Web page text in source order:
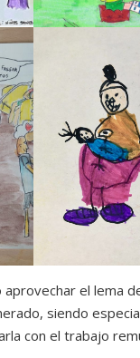
el lema
siendo
con el trabajo